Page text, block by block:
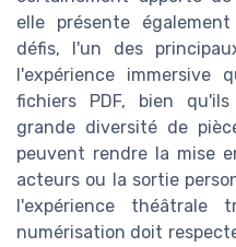
elle présente
défis, l'un des
l'expérience
fichiers PDF, bien
grande diversité de
peuvent rendre la mise
acteurs ou la sortie
l'expérience théâtrale
numérisation doit